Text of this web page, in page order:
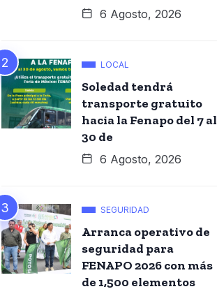
6 Agosto, 2026
LOCAL
Soledad tendrá
transporte gratuito
hacia la Fenapo del 7 al
30 de
6 Agosto, 2026
SEGURIDAD
Arranca operativo de
seguridad para
FENAPO 2026 con más
de 1,500 elementos